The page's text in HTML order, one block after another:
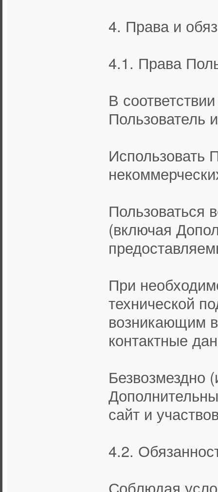
4. Права и
4.1. Права
В
Пользователь
Использовать
Пользоваться
(включая
При
технической
возникающим
контактные
Безвозмездно
сайт и
4.2.
Соблюдая